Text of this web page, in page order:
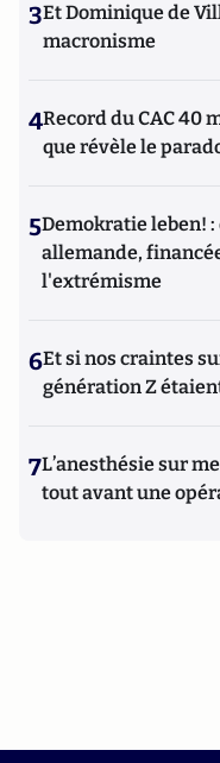
3Et Dominique de
macronisme
4Record du CAC 40
que révèle le
5Demokratie leben!
allemande,
l'extrémisme
6Et si nos craintes
génération Z
7L’anesthésie sur
tout avant une